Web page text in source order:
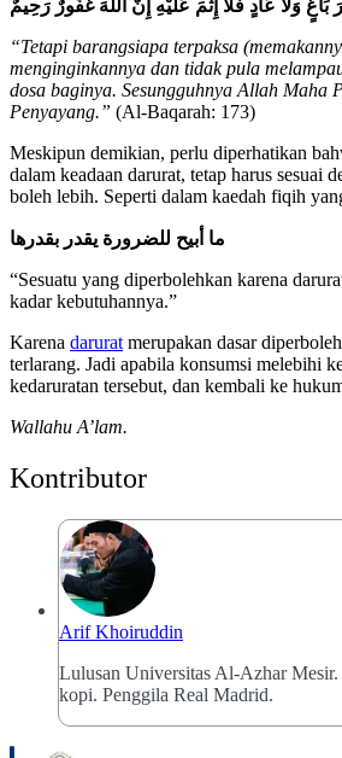
وَلَا عَادٍ فَلَا إِثْمَ عَلَيْهِ إِنَّ اللَّهَ غَفُورٌ رَحِيمٌ
“Tetapi barangsiapa terpaksa
menginginkannya dan tidak pula
dosa baginya. Sesungguhnya Allah Maha
Penyayang.” (Al-Baqarah: 173)
Meskipun demikian, perlu diperhatikan
dalam keadaan darurat, tetap harus sesuai
boleh lebih. Seperti dalam kaedah fiqih
ما أبيح للضرورة يقدر بقدرها
“Sesuatu yang diperbolehkan karena
kadar kebutuhannya.”
Karena darurat merupakan dasar
terlarang. Jadi apabila konsumsi melebihi
kedaruratan tersebut, dan kembali ke
Wallahu A’lam.
Kontributor
Arif Khoiruddin
Lulusan Universitas Al-Azhar
kopi. Penggila Real Madrid.